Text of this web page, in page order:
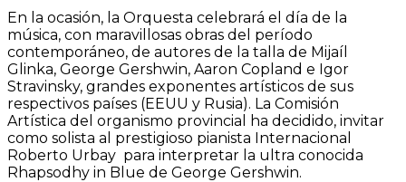
En la ocasión, la Orquesta celebrará el día de la
música, con maravillosas obras del período
contemporáneo, de autores de la talla de Mijaíl
Glinka, George Gershwin, Aaron Copland e Igor
Stravinsky, grandes exponentes artísticos de sus
respectivos países (EEUU y Rusia). La Comisión
Artística del organismo provincial ha decidido, invitar
como solista al prestigioso pianista Internacional
Roberto Urbay para interpretar la ultra conocida
Rhapsodhy in Blue de George Gershwin.